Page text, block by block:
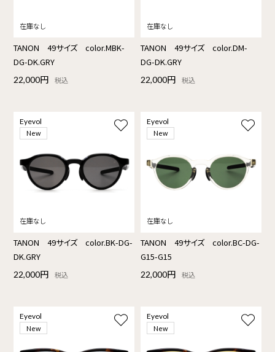
TANON 49サイズ color.MBK-
DG-DK.GRY
22,000円 税込
TANON 49サイズ color.DM-
DG-DK.GRY
22,000円 税込
Eyevol
New
TANON 49サイズ color.BK-DG-
DK.GRY
22,000円 税込
Eyevol
New
TANON 49サイズ color.BC-DG-
G15-G15
22,000円 税込
Eyevol
New
Eyevol
New